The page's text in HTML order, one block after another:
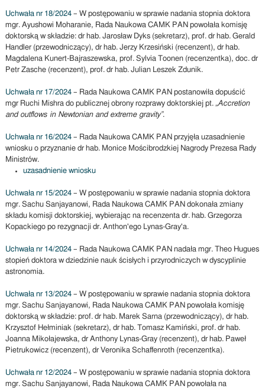
Uchwała nr 18/2024– W postępowaniu w sprawie nadania stopnia doktora
mgr. Ayushowi Moharanie, Rada Naukowa CAMK PAN powołała komisję
doktorską w składzie: dr hab. Jarosław Dyks (sekretarz), prof. dr hab. Gerald
Handler (przewodniczący), dr hab. Jerzy Krzesiński (recenzent), dr hab.
Magdalena Kunert-Bajraszewska, prof. Sylvia Toonen (recenzentka), doc. dr
Petr Zasche (recenzent), prof. dr hab. Julian Leszek Zdunik.
Uchwała nr 17/2024– Rada Naukowa CAMK PAN postanowiła dopuścić
mgr Ruchi Mishra do publicznej obrony rozprawy doktorskiej pt. „Accretion
and outflows in Newtonian and extreme gravity”.
Uchwała nr 16/2024– Rada Naukowa CAMK PAN przyjęła uzasadnienie
wniosku o przyznanie dr hab. Monice Mościbrodzkiej Nagrody Prezesa Rady
Ministrów.
uzasadnienie wniosku
Uchwała nr 15/2024– W postępowaniu w sprawie nadania stopnia doktora
mgr. Sachu Sanjayanowi, Rada Naukowa CAMK PAN dokonała zmiany
składu komisji doktorskiej, wybierając na recenzenta dr. hab. Grzegorza
Kopackiego po rezygnacji dr. Anthon'ego Lynas-Gray'a.
Uchwała nr 14/2024– Rada Naukowa CAMK PAN nadała mgr. Theo Hugues
stopień doktora w dziedzinie nauk ścisłych i przyrodniczych w dyscyplinie
astronomia.
Uchwała nr 13/2024– W postępowaniu w sprawie nadania stopnia doktora
mgr. Sachu Sanjayanowi, Rada Naukowa CAMK PAN powołała komisję
doktorską w składzie: prof. dr hab. Marek Sarna (przewodniczący), dr hab.
Krzysztof Hełminiak (sekretarz), dr hab. Tomasz Kamiński, prof. dr hab.
Joanna Mikołajewska, dr Anthony Lynas-Gray (recenzent), dr hab. Paweł
Pietrukowicz (recenzent), dr Veronika Schaffenroth (recenzentka).
Uchwała nr 12/2024– W postępowaniu w sprawie nadania stopnia doktora
mgr. Sachu Sanjayanowi, Rada Naukowa CAMK PAN powołała na